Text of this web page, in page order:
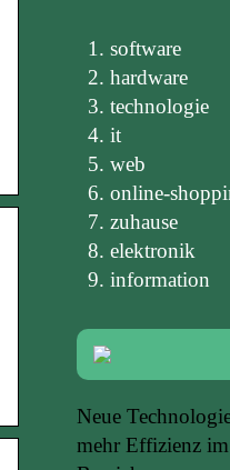
software
hardware
technologie
it
web
online-
zuhause
elektronik
information
Neue
mehr Effizienz